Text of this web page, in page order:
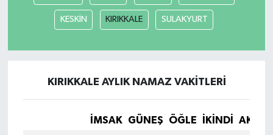
KESKİN KIRIKKALE SULAKYURT
KIRIKKALE AYLIK NAMAZ VAKITLERI
İMSAK GÜNEŞ ÖĞLE İKINDI